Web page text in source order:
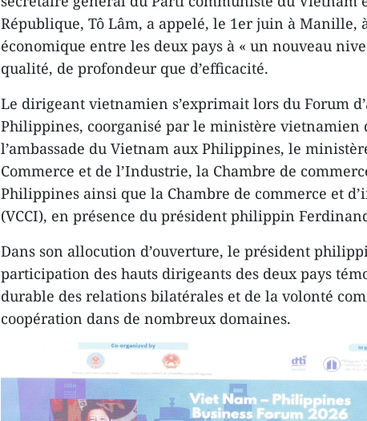
République, Tô Lâm, a appelé, le 1er juin à Manille,
économique entre les deux pays à « un nouveau
qualité, de profondeur que d’efficacité.
Le dirigeant vietnamien s’exprimait lors du Forum
Philippines, coorganisé par le ministère vietnamien
l’ambassade du Vietnam aux Philippines, le
Commerce et de l’Industrie, la Chambre de
Philippines ainsi que la Chambre de commerce et
(VCCI), en présence du président philippin
Dans son allocution d’ouverture, le président
participation des hauts dirigeants des deux pays
durable des relations bilatérales et de la volonté
coopération dans de nombreux domaines.